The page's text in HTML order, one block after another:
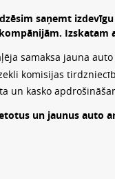
saņemt
Izskatam
samaksa jauna
komisijas
un kasko
un jaunus auto